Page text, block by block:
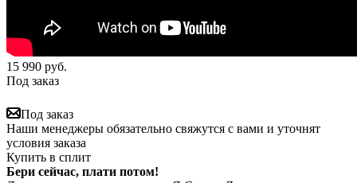
15 990 руб.
Под заказ
Под заказ
Наши менеджеры обязательно свяжутся с вами и уточнят
условия заказа
Купить в сплит
Бери сейчас, плати потом!